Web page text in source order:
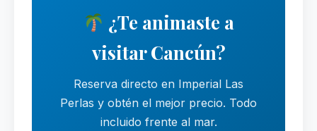
¿Te animaste a
visitar Cancún?
Reserva directo en Imperial Las
Perlas y obtén el mejor precio. Todo
incluido frente al mar.